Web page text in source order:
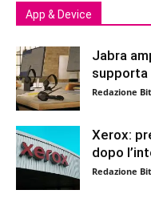
App & Device
Jabra
Redazione
Xerox:
dopo
Redazione